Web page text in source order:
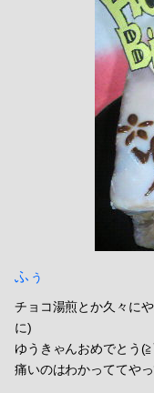
ふぅ
チョコ湯煎とか久々に
に)
ゆうきゃんおめでとう
痛いのはわかっててや